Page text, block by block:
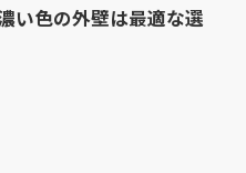
い色の外壁は最適な選